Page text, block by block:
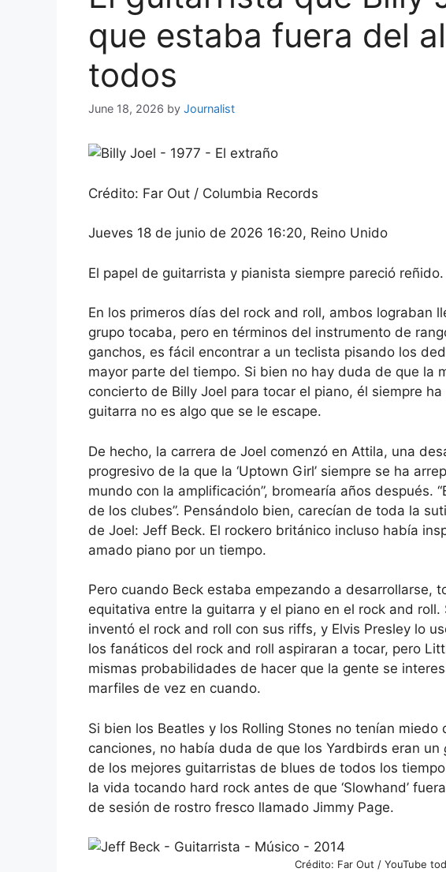
que estaba fuera del
todos
June 18, 2026 by Journalist
Crédito: Far Out / Columbia Records
Jueves 18 de junio de 2026 16:20, Reino Unido
El papel de guitarrista y pianista siempre pareció reñido.
En los primeros días del rock and roll, ambos lograban
grupo tocaba, pero en términos del instrumento de
ganchos, es fácil encontrar a un teclista pisando los
mayor parte del tiempo. Si bien no hay duda de que la
concierto de Billy Joel para tocar el piano, él siempre
guitarra no es algo que se le escape.
De hecho, la carrera de Joel comenzó en Attila, una
progresivo de la que la ‘Uptown Girl’ siempre se ha
mundo con la amplificación”, bromearía años después.
de los clubes”. Pensándolo bien, carecían de toda la
de Joel: Jeff Beck. El rockero británico incluso había
amado piano por un tiempo.
Pero cuando Beck estaba empezando a desarrollarse,
equitativa entre la guitarra y el piano en el rock and
inventó el rock and roll con sus riffs, y Elvis Presley lo
los fanáticos del rock and roll aspiraran a tocar, pero
mismas probabilidades de hacer que la gente se
marfiles de vez en cuando.
Si bien los Beatles y los Rolling Stones no tenían
canciones, no había duda de que los Yardbirds eran un
de los mejores guitarristas de blues de todos los
la vida tocando hard rock antes de que ‘Slowhand’
de sesión de rostro fresco llamado Jimmy Page.
Crédito: Far Out / YouTube